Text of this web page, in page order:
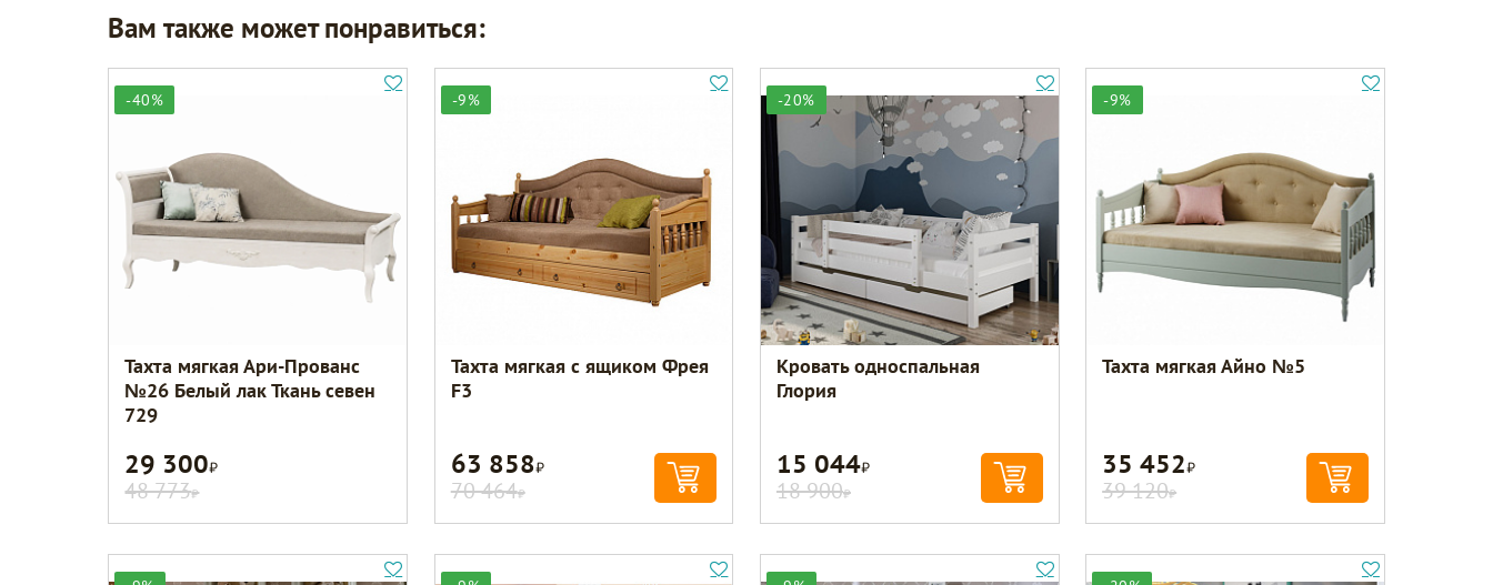
Вам также может понравиться:
-40%
Тахта мягкая Ари-Прованс
№26 Белый лак Ткань севен
729
29 300Р
48 773Р
-9%
Тахта мягкая с ящиком Фрея
F3
63 858Р
70 464Р
-20%
Кровать односпальная
Глория
15 044Р
18 900Р
-9%
Тахта мягкая Айно №5
35 452Р
39 120Р